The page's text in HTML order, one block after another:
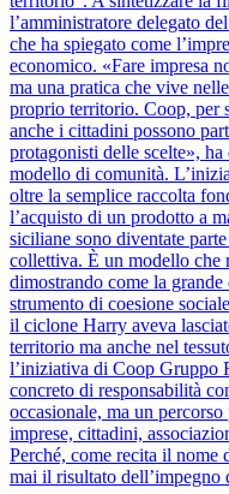
l’amministratore delegato
che ha spiegato come
economico. «Fare impresa
ma una pratica che vive
proprio territorio. Coop, per
anche i cittadini possono
protagonisti delle scelte»,
modello di comunità.
oltre la semplice raccolta
l’acquisto di un prodotto a
siciliane sono diventate
collettiva. È un modello che
dimostrando come la
strumento di coesione
il ciclone Harry aveva
territorio ma anche nel
l’iniziativa di Coop Gruppo
concreto di responsabilità
occasionale, ma un
imprese, cittadini,
Perché, come recita il nome
mai il risultato dell’impegno